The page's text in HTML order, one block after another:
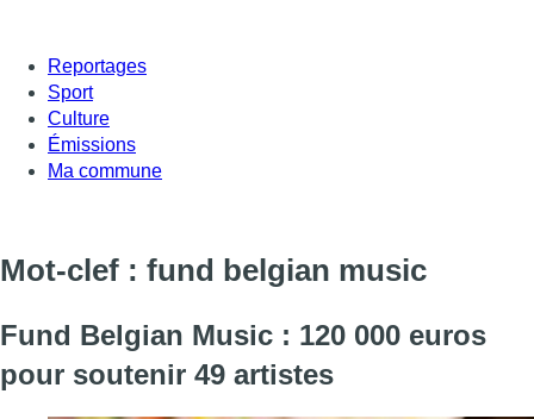
Reportages
Sport
Culture
Émissions
Ma commune
Mot-clef : fund belgian music
Fund Belgian Music : 120 000 euros
pour soutenir 49 artistes